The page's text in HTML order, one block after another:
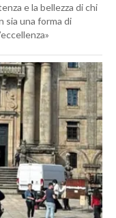
e la bellezza di chi
sia una forma di